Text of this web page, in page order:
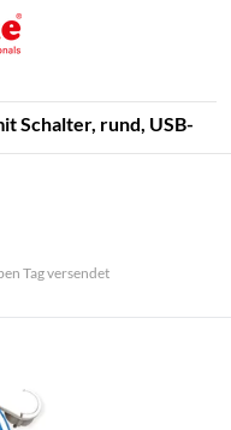
Schalter, rund, USB-
Tag versendet